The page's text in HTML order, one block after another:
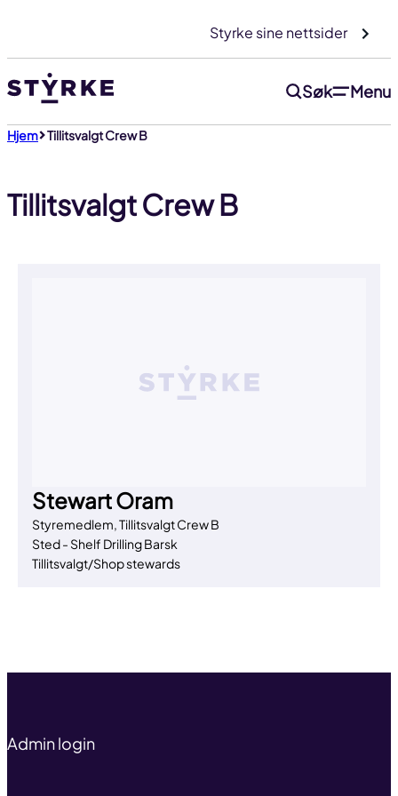
innhold
Styrke sine nettsider
Søk Menu
Hjem Tillitsvalgt Crew B
Tillitsvalgt Crew B
Stewart Oram
Styremedlem, Tillitsvalgt Crew B
Sted - Shelf Drilling Barsk
Tillitsvalgt/Shop stewards
Admin login